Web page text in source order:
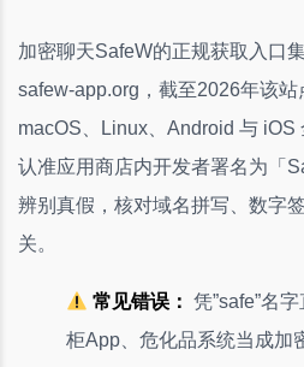
加密聊天SafeW的正规获取入口
safew-app.org，截至2026年该站
macOS、Linux、Android 与 iOS
认准应用商店内开发者署名为「
辨别真假，核对域名拼写、数字
关。
常见错误： 凭”safe”名
柜App、危化品系统当成加